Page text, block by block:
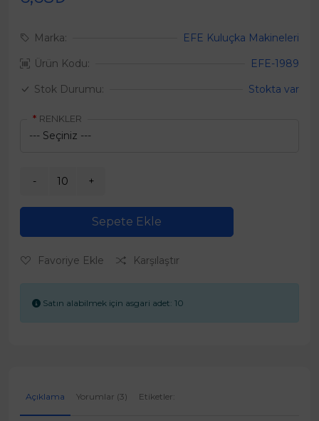
Marka:
EFE Kuluçka Makineleri
Ürün Kodu:
EFE-1989
Stok Durumu:
Stokta var
RENKLER
Sepete Ekle
Favoriye Ekle Karşılaştır
Satın alabilmek için asgari adet: 10
Açıklama Yorumlar (3) Etiketler: